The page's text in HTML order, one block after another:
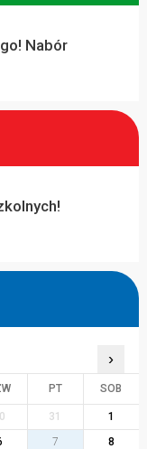
Nabór
›
PT SOB
31
1
7
8